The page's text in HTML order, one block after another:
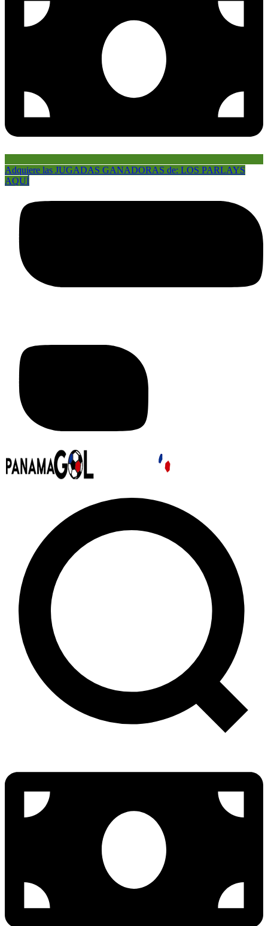
Adquiere las JUGADAS GANADORAS de: LOS PARLAYS
AQUÍ